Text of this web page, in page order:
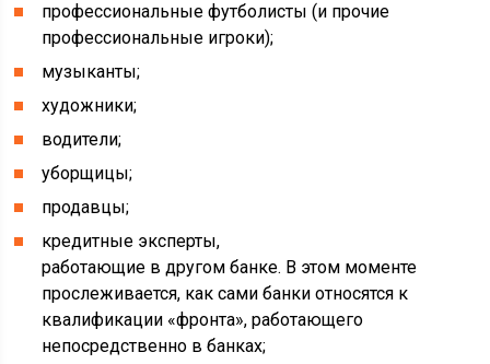
профессиональные футболисты (и прочие
профессиональные игроки);
музыканты;
художники;
водители;
уборщицы;
продавцы;
кредитные эксперты,
работающие в другом банке. В этом моменте
прослеживается, как сами банки относятся к
квалификации «фронта», работающего
непосредственно в банках;